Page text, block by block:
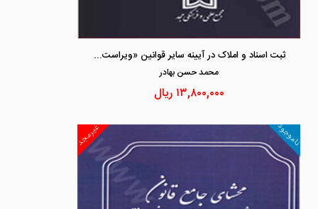
ثبت اسناد و املاک در آیینه سایر قوانین «ویراست دوم»
محمد حسن بهادر
۱۳,۸۰۰,۰۰۰ ریال
غیرمجد ناموجود